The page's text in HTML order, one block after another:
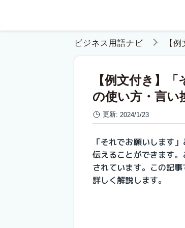
ビジネス用語ナビ 【
【例文付き】
の使い方・言い
更新: 2024/1/23
「それでお願いします
伝えることができます
されています。この記
詳しく解説します。